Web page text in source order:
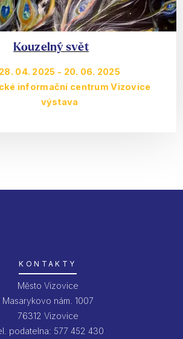
Kouzelný svět
28. 04. 2025 - 20. 06. 2025
informační centrum Vizovice
výstava
KONTAKTY
Město Vizovice
Masarykovo nám. 1007
76312 Vizovice
podatelna: 577 452 430